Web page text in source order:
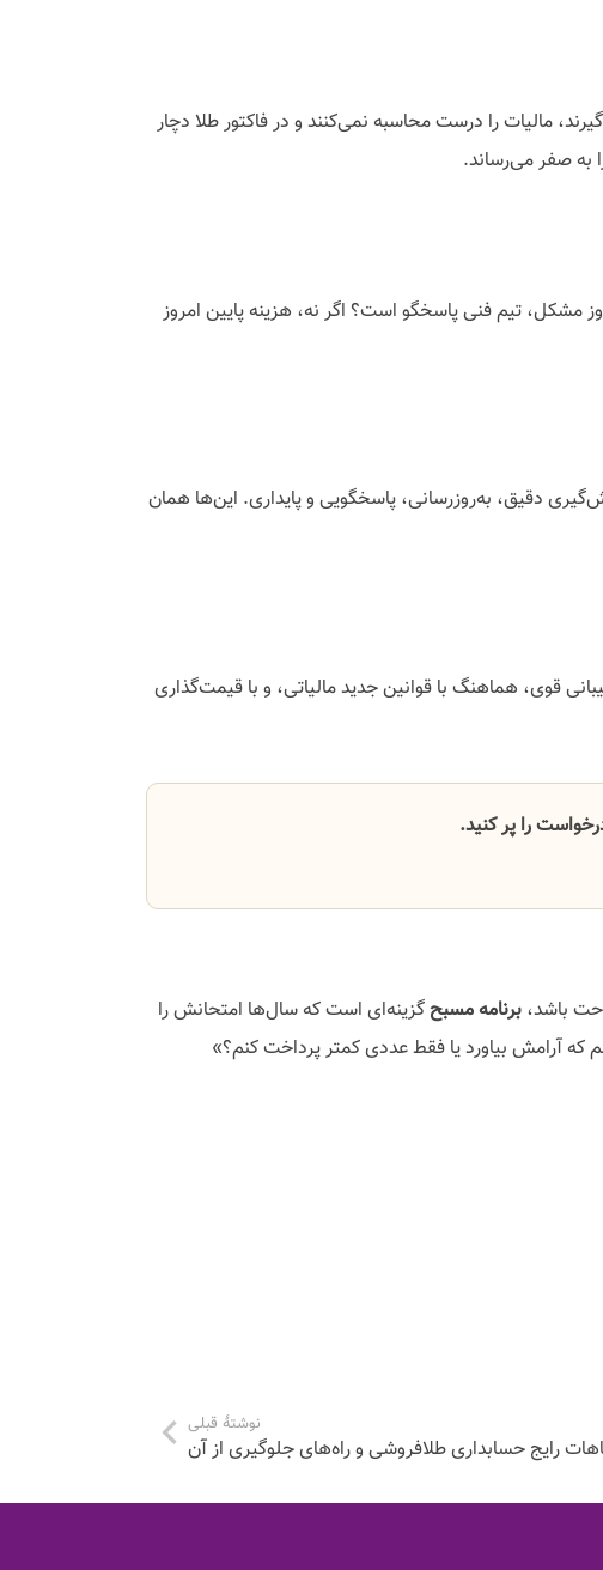
مالیات را درست محاسبه نمی‌کنند و در فاکتور طلا دچار
به صفر می‌رساند.
مشکل، تیم فنی پاسخگو است؟ اگر نه، هزینه پایین امروز
دقیق، به‌روزرسانی، پاسخگویی و پایداری. این‌ها همان
قوی، هماهنگ با قوانین جدید مالیاتی، و با قیمت‌گذاری
را پر کنید.
باشد، برنامه مسبح گزینه‌ای است که سال‌ها امتحانش را
که آرامش بیاورد یا فقط عددی کمتر پرداخت کنم؟»
نوشتهٔ قبلی
رایج حسابداری طلافروشی و راه‌های جلوگیری از آن